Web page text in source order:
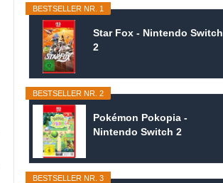
BESTSELLER NR. 1
Star Fox - Nintendo Switch
2
BESTSELLER NR. 2
Pokémon Pokopia -
Nintendo Switch 2
BESTSELLER NR. 3